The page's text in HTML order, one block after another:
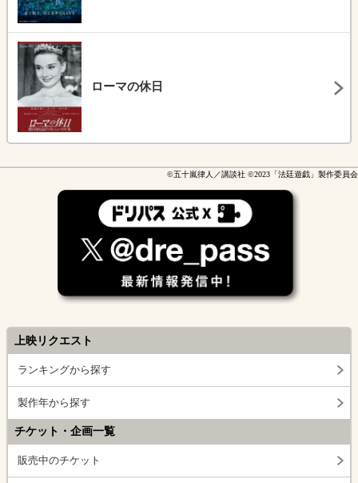
ローマの休日
©五十嵐律人／講談社 ©2023「法廷遊戯」製作委員会
上映リクエスト
ランキングから探す
製作年から探す
チケット・企画一覧
販売中のチケット